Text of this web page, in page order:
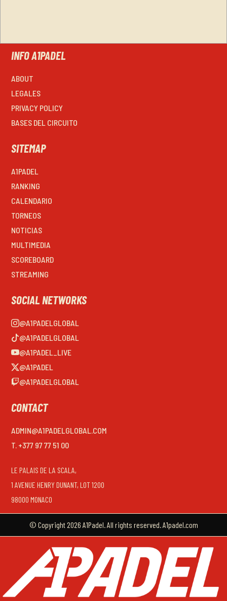
INFO A1PADEL
ABOUT
LEGALES
PRIVACY POLICY
BASES DEL CIRCUITO
SITEMAP
A1PADEL
RANKING
CALENDARIO
TORNEOS
NOTICIAS
MULTIMEDIA
SCOREBOARD
STREAMING
SOCIAL NETWORKS
@A1PADELGLOBAL
@A1PADELGLOBAL
@A1PADEL_LIVE
@A1PADEL
@A1PADELGLOBAL
CONTACT
ADMIN@A1PADELGLOBAL.COM
T. +377 97 77 51 00
LE PALAIS DE LA SCALA,
1 AVENUE HENRY DUNANT, LOT 1200
98000 MONACO
© Copyright 2026 A1Padel. All rights reserved. A1padel.com